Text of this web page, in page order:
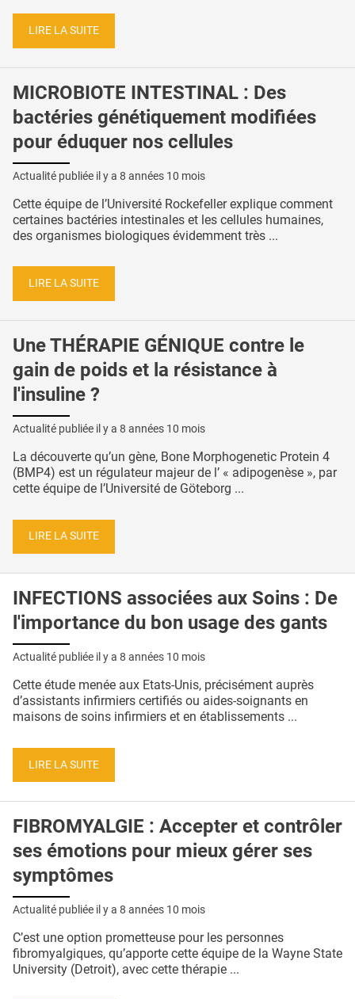
LIRE LA SUITE
MICROBIOTE INTESTINAL : Des
bactéries génétiquement modifiées
pour éduquer nos cellules
Actualité publiée il y a 8 années 10 mois
Cette équipe de l’Université Rockefeller explique comment
certaines bactéries intestinales et les cellules humaines,
des organismes biologiques évidemment très ...
LIRE LA SUITE
Une THÉRAPIE GÉNIQUE contre le
gain de poids et la résistance à
l'insuline ?
Actualité publiée il y a 8 années 10 mois
La découverte qu’un gène, Bone Morphogenetic Protein 4
(BMP4) est un régulateur majeur de l’ « adipogenèse », par
cette équipe de l’Université de Göteborg ...
LIRE LA SUITE
INFECTIONS associées aux Soins : De
l'importance du bon usage des gants
Actualité publiée il y a 8 années 10 mois
Cette étude menée aux Etats-Unis, précisément auprès
d’assistants infirmiers certifiés ou aides-soignants en
maisons de soins infirmiers et en établissements ...
LIRE LA SUITE
FIBROMYALGIE : Accepter et contrôler
ses émotions pour mieux gérer ses
symptômes
Actualité publiée il y a 8 années 10 mois
C’est une option prometteuse pour les personnes
fibromyalgiques, qu’apporte cette équipe de la Wayne State
University (Detroit), avec cette thérapie ...